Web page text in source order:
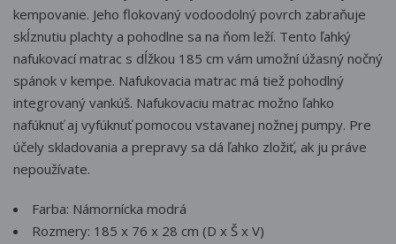
kempovanie. Jeho flokovaný vodoodolný povrch zabraňuje
skĺznutiu plachty a pohodlne sa na ňom leží. Tento ľahký
nafukovací matrac s dĺžkou 185 cm vám umožní úžasný nočný
spánok v kempe. Nafukovacia matrac má tiež pohodlný
integrovaný vankúš. Nafukovaciu matrac možno ľahko
nafúknuť aj vyfúknuť pomocou vstavanej nožnej pumpy. Pre
účely skladovania a prepravy sa dá ľahko zložiť, ak ju práve
nepoužívate.
Farba: Námornícka modrá
Rozmery: 185 x 76 x 28 cm (D x Š x V)